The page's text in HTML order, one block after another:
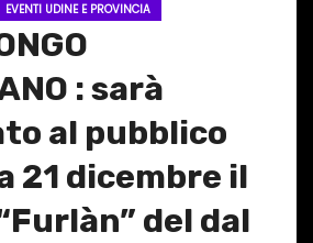
EVENTI UDINE E PROVINCIA
: sarà
al pubblico
21 dicembre il
del dal